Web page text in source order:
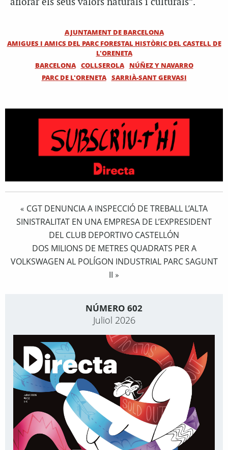
aflorar els seus valors naturals i culturals”.
AJUNTAMENT DE BARCELONA
AMIGUES I AMICS DEL PARC FORESTAL HISTÒRIC DEL CASTELL DE
L'ORENETA
BARCELONA COLLSEROLA
NÚÑEZ Y NAVARRO
PARC DE L'ORENETA SARRIÀ-SANT GERVASI
« CGT DENUNCIA A INSPECCIÓ DE TREBALL L’ALTA
SINISTRALITAT EN UNA EMPRESA DE L’EXPRESIDENT
DEL CLUB DEPORTIVO CASTELLÓN
DOS MILIONS DE METRES QUADRATS PER A
VOLKSWAGEN AL POLÍGON INDUSTRIAL PARC SAGUNT
II »
NÚMERO 602
Juliol 2026